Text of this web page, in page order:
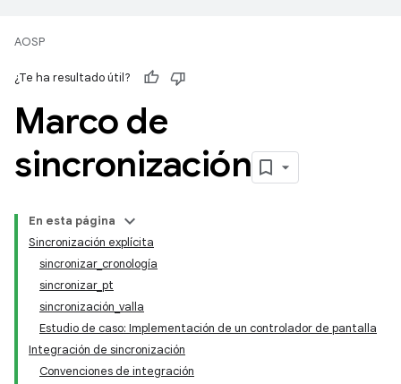
AOSP
¿Te ha resultado útil?
Marco de
sincronización
En esta página
Sincronización explícita
sincronizar_cronología
sincronizar_pt
sincronización_valla
Estudio de caso: Implementación de un controlador de pantalla
Integración de sincronización
Convenciones de integración